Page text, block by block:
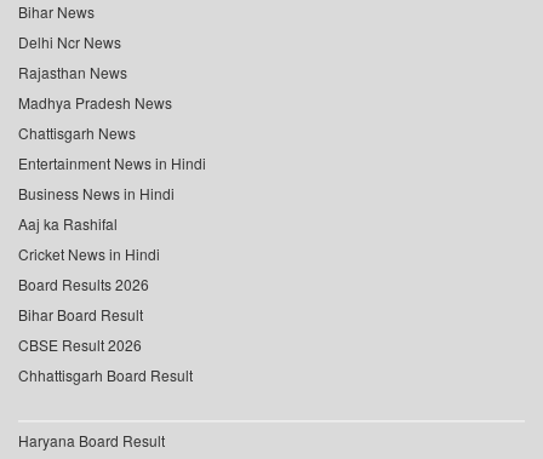
Bihar News
Delhi Ncr News
Rajasthan News
Madhya Pradesh News
Chattisgarh News
Entertainment News in Hindi
Business News in Hindi
Aaj ka Rashifal
Cricket News in Hindi
Board Results 2026
Bihar Board Result
CBSE Result 2026
Chhattisgarh Board Result
Haryana Board Result